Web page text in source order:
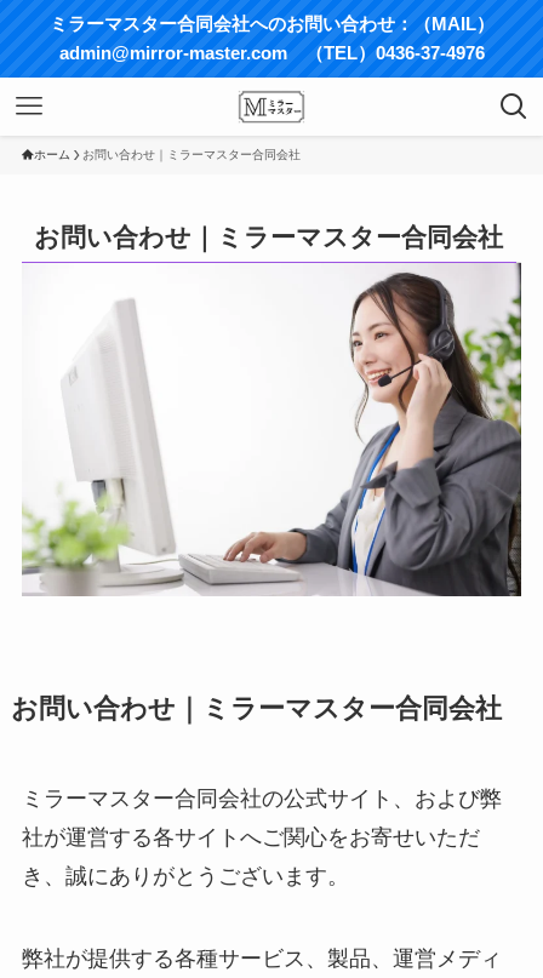
ミラーマスター合同会社へのお問い合わせ：（MAIL）
admin@mirror-master.com （TEL）0436-37-4976
ホーム お問い合わせ｜ミラーマスター合同会社
お問い合わせ｜ミラーマスター合同会社
お問い合わせ｜ミラーマスター合同会社
ミラーマスター合同会社の公式サイト、および弊
社が運営する各サイトへご関心をお寄せいただ
き、誠にありがとうございます。
弊社が提供する各種サービス、製品、運営メディ